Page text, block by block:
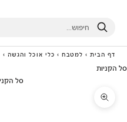
חיפוש
דף הבית › למטבח › כלי אוכל והגשה ›
סל הקניות
סל
תקריב